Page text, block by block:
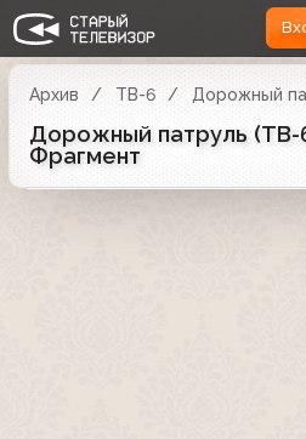
Архив ТВ-6 Дорожный
Дорожный патруль (ТВ-
Фрагмент